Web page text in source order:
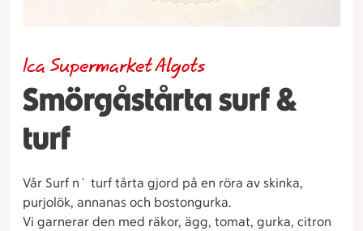
Smörgåstårta surf &
turf
Ica Supermarket Algots
Vår Surf n´ turf tårta gjord på en röra av skinka,
purjolök, annanas och bostongurka.
Vi garnerar den med räkor, ägg, tomat, gurka, citron